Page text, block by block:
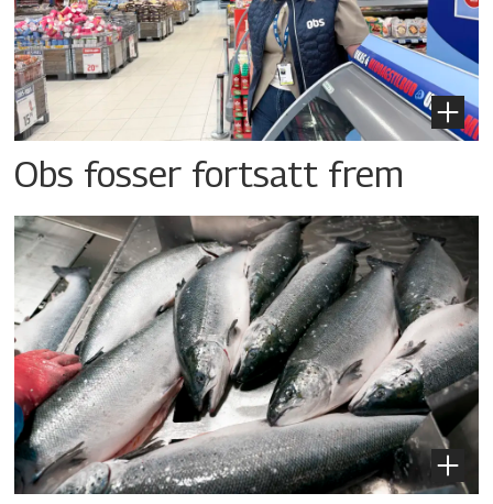
Obs fosser fortsatt frem